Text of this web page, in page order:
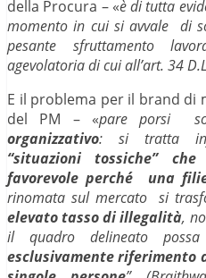
della Procura – «è di tutta
momento in cui si avvale di
pesante sfruttamento
agevolatoria di cui all’art. 34
E il problema per il brand di
del PM – «pare porsi
organizzativo: si tratta
“situazioni tossiche”
favorevole perché una
rinomata sul mercato si
elevato tasso di illegalità,
il quadro delineato possa
esclusivamente riferimento